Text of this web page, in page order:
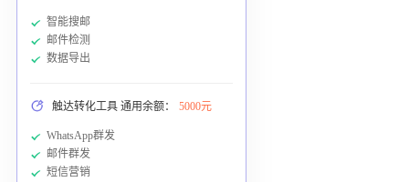
智能搜邮
邮件检测
数据导出
触达转化工具 通用余额： 5000元
WhatsApp群发
邮件群发
短信营销